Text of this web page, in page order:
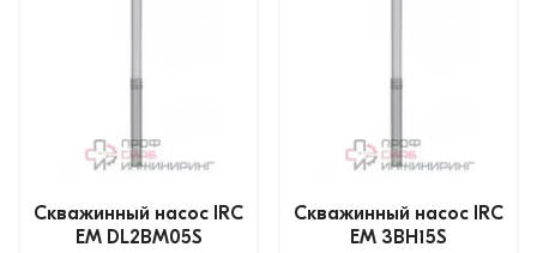
Скважинный насос IRC
EM DL2BM05S
Скважинный насос IRC
EM 3BH15S